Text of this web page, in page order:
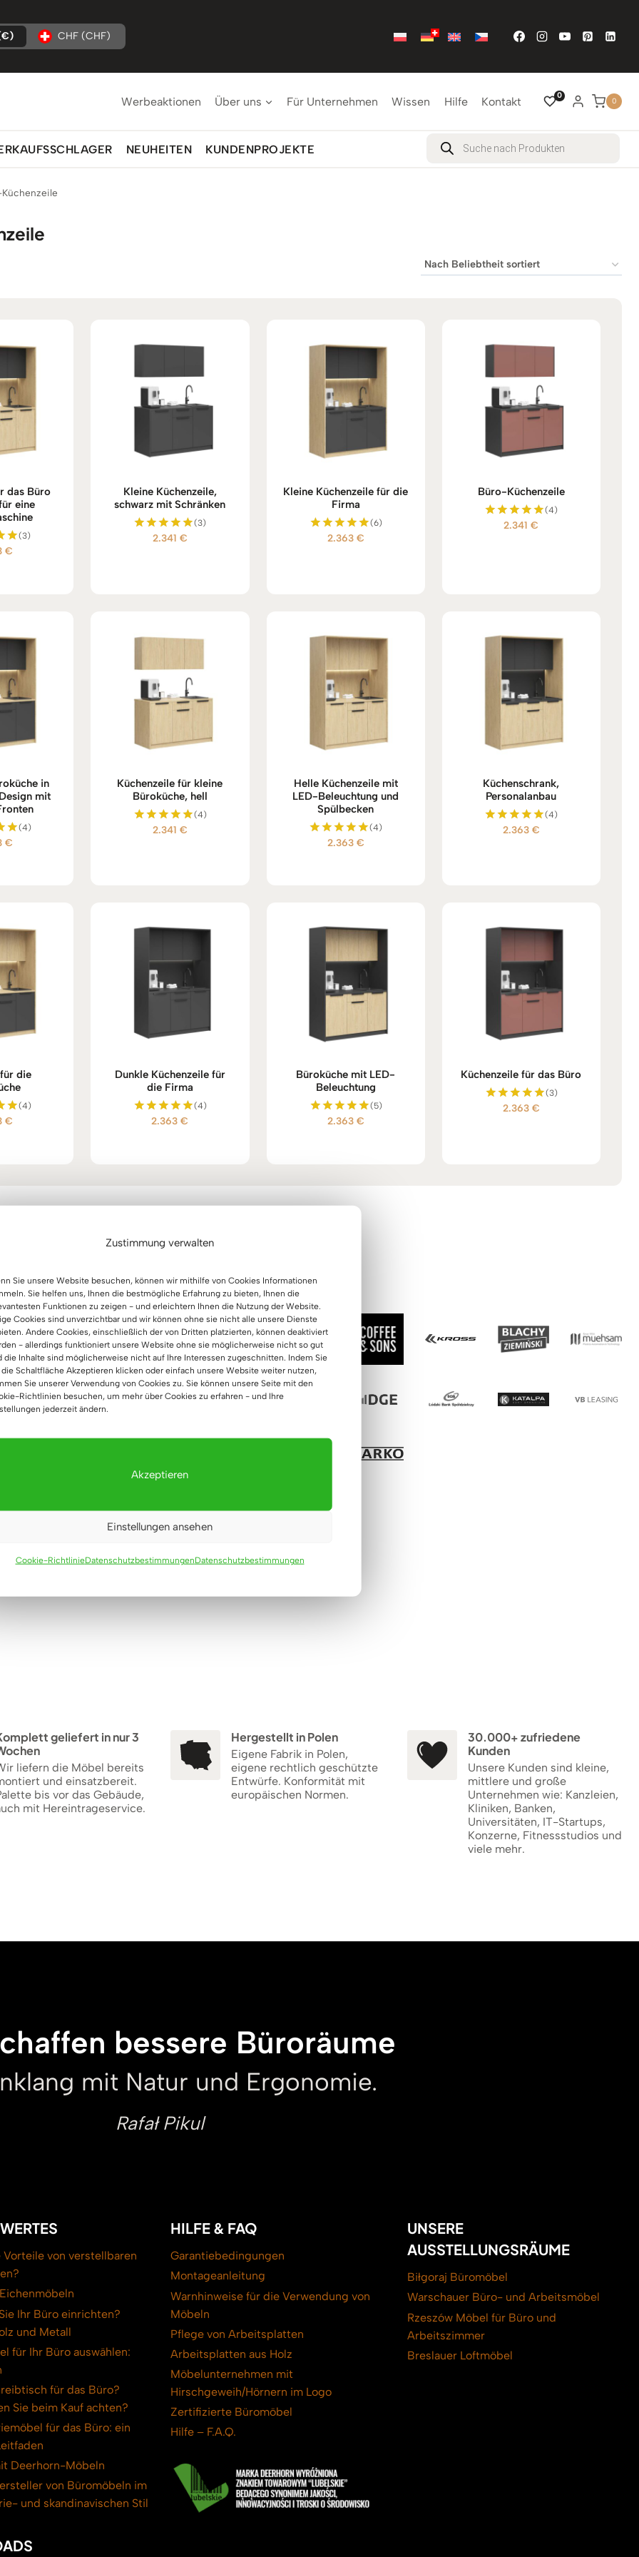
Zustimmung verwalten
Sie unsere Website besuchen, können wir mithilfe von Cookies Informationen
Sie helfen uns, Ihnen die bestmögliche Erfahrung zu bieten, Ihnen die
Funktionen zu zeigen - und erleichtern Ihnen die Nutzung der Website.
Cookies sind unverzichtbar und wir können ohne sie nicht alle unsere Dienste
Andere Cookies, einschließlich der von Dritten platzierten, können deaktiviert
- allerdings funktioniert unsere Website ohne sie möglicherweise nicht so gut
die Inhalte sind möglicherweise nicht auf Ihre Interessen zugeschnitten. Indem Sie
die Schaltfläche Akzeptieren klicken oder einfach unsere Website weiter nutzen,
Sie unserer Verwendung von Cookies zu. Sie können unsere Seite mit den
Richtlinien besuchen, um mehr über Cookies zu erfahren - und Ihre
jederzeit ändern.
Akzeptieren
Einstellungen ansehen
Cookie-RichtlinieDatenschutzbestimmungenDatenschutzbestimmungen
CHF (CHF)
Werbeaktionen Über uns Für Unternehmen Wissen Hilfe Kontakt 0
0
NEUHEITEN KUNDENPROJEKTE
Products
search
das Büro
eine
(3)
€
Kleine Küchenzeile,
schwarz mit Schränken
Bewertet
(3)
2.341 €
Kleine Küchenzeile für die
Firma
Bewertet
(6)
2.363 €
Büro-Küchenzeile
Bewertet
(4)
2.341€
in
mit
(4)
€
Küchenzeile für kleine
Büroküche, hell
Bewertet
(4)
2.341 €
Helle Küchenzeile mit
LED-Beleuchtung und
Spülbecken
Bewertet
(4)
2.363 €
Küchenschrank,
Personalanbau
Bewertet
(4)
2.363 €
die
(4)
€
Dunkle Küchenzeile für
die Firma
Bewertet
(4)
2.363€
Büroküche mit LED-
Beleuchtung
Bewertet
(5)
2.363 €
Küchenzeile für das Büro
Bewertet
(3)
2.363 €
geliefert in nur 3
liefern die Möbel bereits
und einsatzbereit.
bis vor das Gebäude,
mit Hereintrageservice.
Hergestellt in Polen
Eigene Fabrik in Polen,
eigene rechtlich geschützte
Entwürfe. Konformität mit
europäischen Normen.
30.000+ zufriedene
Kunden
Unsere Kunden sind kleine,
mittlere und große
Unternehmen wie: Kanzleien,
Kliniken, Banken,
Universitäten, IT-Startups,
Konzerne, Fitnessstudios und
viele mehr.
bessere Büroräume
mit Natur und Ergonomie.
Rafał Pikul
Vorteile von verstellbaren
Ihr Büro einrichten?
und Metall
für Ihr Büro auswählen:
für das Büro?
Sie beim Kauf achten?
für das Büro: ein
Deerhorn-Möbeln
von Büromöbeln im
und skandinavischen Stil
HILFE & FAQ
Garantiebedingungen
Montageanleitung
Warnhinweise für die Verwendung von
Möbeln
Pflege von Arbeitsplatten
Arbeitsplatten aus Holz
Möbelunternehmen mit
Hirschgeweih/Hörnern im Logo
Zertifizierte Büromöbel
Hilfe – F.A.Q.
UNSERE
AUSSTELLUNGSRÄUME
Biłgoraj Büromöbel
Warschauer Büro- und Arbeitsmöbel
Rzeszów Möbel für Büro und
Arbeitszimmer
Breslauer Loftmöbel